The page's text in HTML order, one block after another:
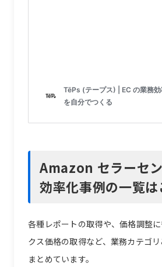
Amazon セラーセ
効率化事例の一覧は
各種レポートの取得や、価格調整
クス価格の取得など、業務カテゴ
まとめています。